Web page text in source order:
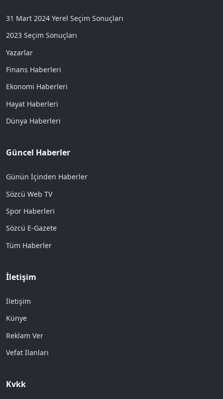
31 Mart 2024 Yerel Seçim Sonuçları
2023 Seçim Sonuçları
Yazarlar
Finans Haberleri
Ekonomi Haberleri
Hayat Haberleri
Dünya Haberleri
Güncel Haberler
Günün İçinden Haberler
Sözcü Web TV
Spor Haberleri
Sözcü E-Gazete
Tüm Haberler
İletişim
İletişim
Künye
Reklam Ver
Vefat İlanları
Kvkk